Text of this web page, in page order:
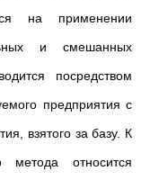
на применении
и смешанных
посредством
предприятия с
взятого за базу. К
метода относится